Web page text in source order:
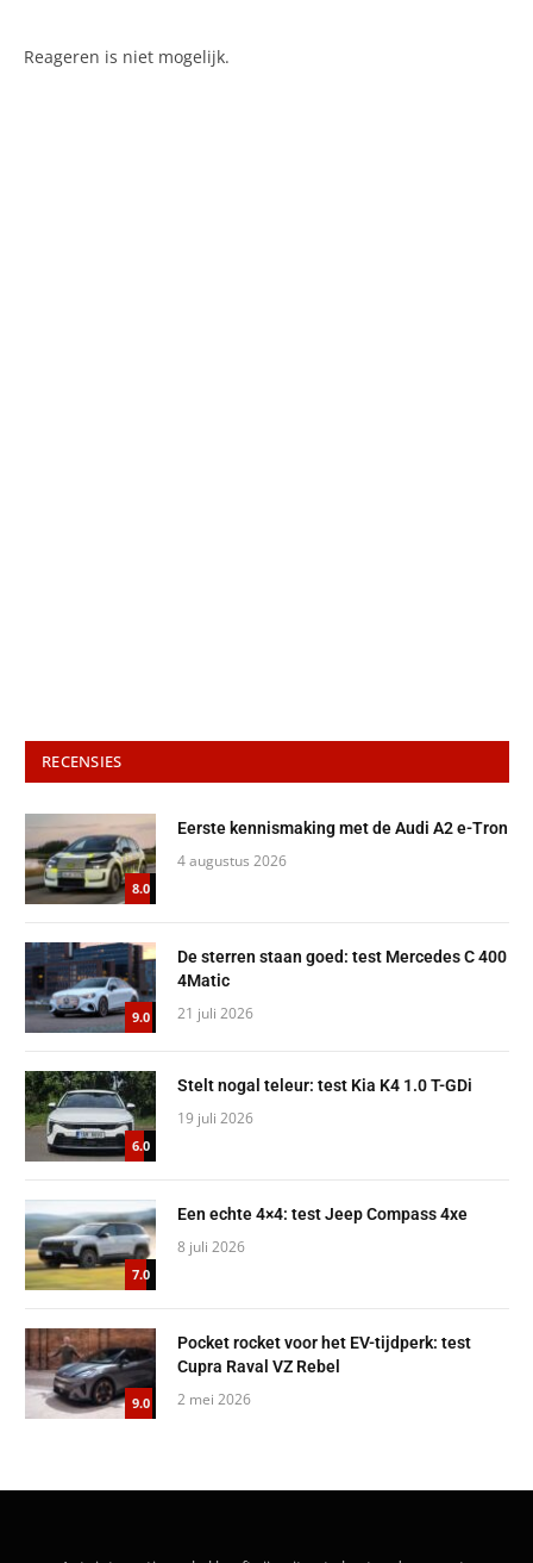
Reageren is niet mogelijk.
RECENSIES
8.0
Eerste kennismaking met de Audi A2 e-Tron
4 augustus 2026
9.0
De sterren staan goed: test Mercedes C 400
4Matic
21 juli 2026
6.0
Stelt nogal teleur: test Kia K4 1.0 T-GDi
19 juli 2026
7.0
Een echte 4×4: test Jeep Compass 4xe
8 juli 2026
9.0
Pocket rocket voor het EV-tijdperk: test
Cupra Raval VZ Rebel
2 mei 2026